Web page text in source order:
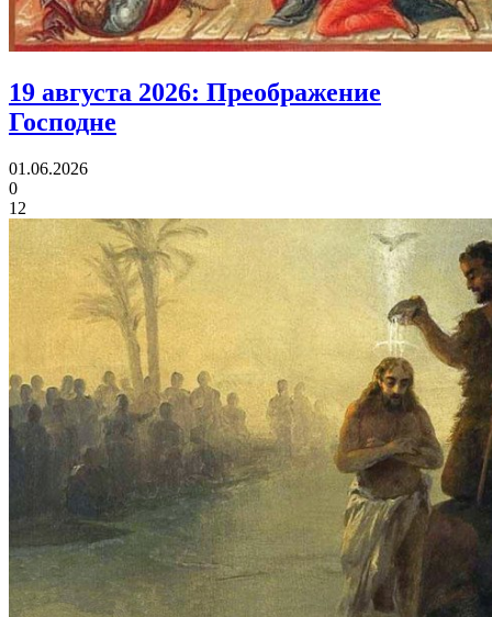
19 августа 2026: Преображение
Господне
01.06.2026
0
12